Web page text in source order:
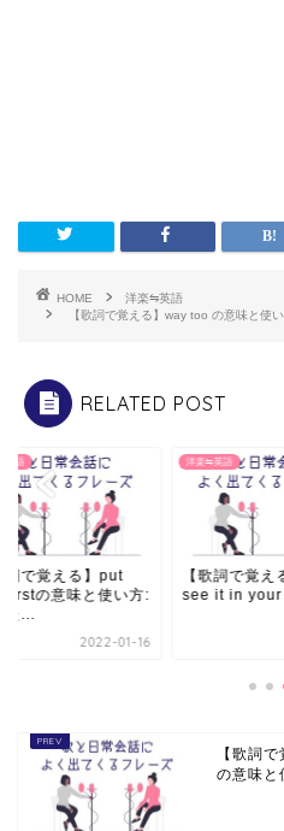
HOME
洋楽⇋英語
【歌詞で覚える】way too の意味と使
RELATED POST
英語
詞で覚える】put
firstの意味と使い方:
...
2022-01-16
洋楽⇋英語
【歌詞で覚
see it in your
【歌詞
の意味と